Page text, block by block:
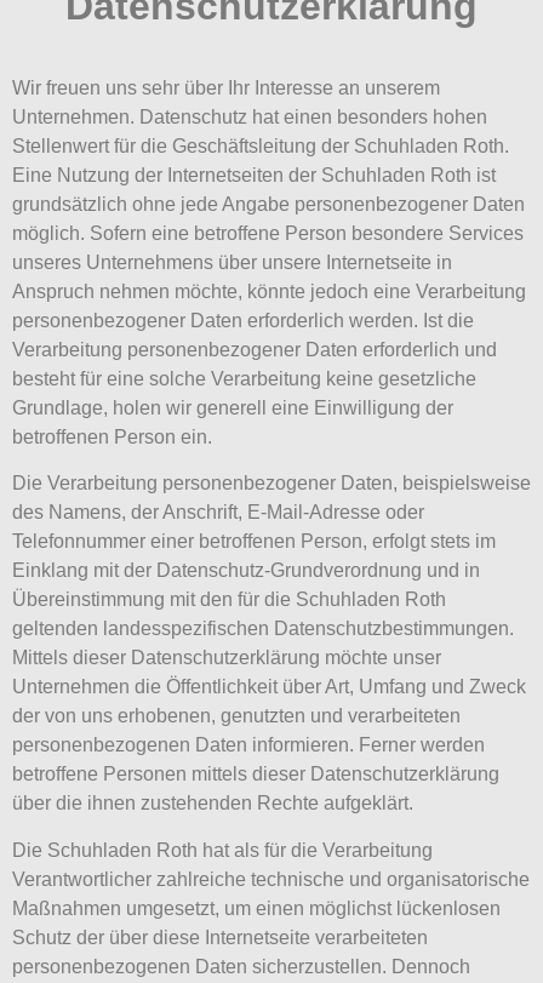
Wir freuen uns sehr über Ihr Interesse an unserem
Unternehmen. Datenschutz hat einen besonders hohen
Stellenwert für die Geschäftsleitung der Schuhladen Roth.
Eine Nutzung der Internetseiten der Schuhladen Roth ist
grundsätzlich ohne jede Angabe personenbezogener Daten
möglich. Sofern eine betroffene Person besondere Services
unseres Unternehmens über unsere Internetseite in
Anspruch nehmen möchte, könnte jedoch eine Verarbeitung
personenbezogener Daten erforderlich werden. Ist die
Verarbeitung personenbezogener Daten erforderlich und
besteht für eine solche Verarbeitung keine gesetzliche
Grundlage, holen wir generell eine Einwilligung der
betroffenen Person ein.
Die Verarbeitung personenbezogener Daten, beispielsweise
des Namens, der Anschrift, E-Mail-Adresse oder
Telefonnummer einer betroffenen Person, erfolgt stets im
Einklang mit der Datenschutz-Grundverordnung und in
Übereinstimmung mit den für die Schuhladen Roth
geltenden landesspezifischen Datenschutzbestimmungen.
Mittels dieser Datenschutzerklärung möchte unser
Unternehmen die Öffentlichkeit über Art, Umfang und Zweck
der von uns erhobenen, genutzten und verarbeiteten
personenbezogenen Daten informieren. Ferner werden
betroffene Personen mittels dieser Datenschutzerklärung
über die ihnen zustehenden Rechte aufgeklärt.
Die Schuhladen Roth hat als für die Verarbeitung
Verantwortlicher zahlreiche technische und organisatorische
Maßnahmen umgesetzt, um einen möglichst lückenlosen
Schutz der über diese Internetseite verarbeiteten
personenbezogenen Daten sicherzustellen. Dennoch